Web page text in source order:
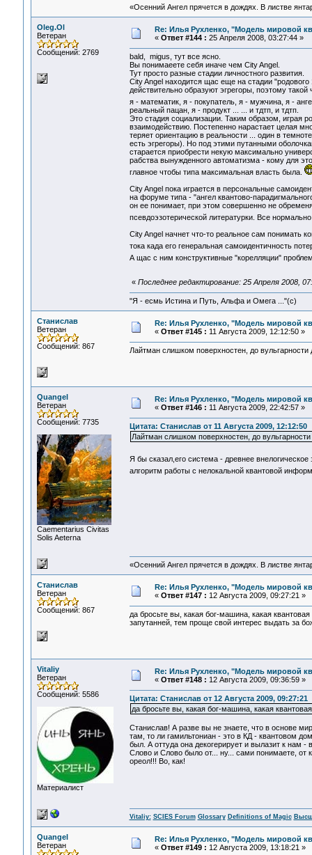
«Осенний Ангел прячется в дождях. В листве
Oleg.Ol
Ветеран
Сообщений: 2769
Re: Илья Рухленко, "Модель мировой
« Ответ #144 : 25 Апреля 2008, 03:27:44 »
bald, migus, тут все ясно.
Вы понимаеете себя иначе чем City Angel.
Тут просто разные стадии личностного развития.
City Angel находится щас еще на стадии
действительно образуют эгрегоры, поэтому
я - математик, я - покупатель, я - мужчина, я -
реальный пацан, я - продукт ... ... и тдтп, и тдтп.
Это стадия социализации. Таким образом, играя
взаимодействию. Постепенно нарастает целая
теряет ориентацию в реальности ... один в
есть эгрегоры). Но под этими путанными
старается приобрести некую максимально
рабства вынужденного автоматизма - кому для
главное чтобы типа максимальная власть была.
City Angel пока играется в персональные
на форуме типа - "ангел квантово-
он ее понимает, при этом совершенно не
псевдоэзотерической литературки. Все
City Angel начнет что-то реальное сам понимать
тока када его генеральная самоидентичность
А щас с ним конструктивные "корелляции"
« Последнее редактирование: 25 Апреля 2008,
"Я - есмь Истина и Путь, Альфа и Омега ..."(с)
Станислав
Ветеран
Сообщений: 867
Re: Илья Рухленко, "Модель мировой
« Ответ #145 : 11 Августа 2009, 12:12:50 »
Лайтман слишком поверхностен, до
Quangel
Ветеран
Сообщений: 7735
Сaementarius Civitas
Solis Aeterna
Re: Илья Рухленко, "Модель мировой
« Ответ #146 : 11 Августа 2009, 22:42:57 »
Цитата: Станислав от 11 Августа 2009, 12:12:50
Лайтман слишком поверхностен, до
Я бы сказал,его система - древнее
алгоритм работы с нелокальной квантовой
«Осенний Ангел прячется в дождях. В листве
Станислав
Ветеран
Сообщений: 867
Re: Илья Рухленко, "Модель мировой
« Ответ #147 : 12 Августа 2009, 09:27:21 »
да бросьте вы, какая бог-машина, какая
запутанней, тем проще свой интерес выдать за
Vitaliy
Ветеран
Сообщений: 5586
Материалист
Re: Илья Рухленко, "Модель мировой
« Ответ #148 : 12 Августа 2009, 09:36:59 »
Цитата: Станислав от 12 Августа 2009, 09:27:21
да бросьте вы, какая бог-машина, какая
Станислав! А разве вы не знаете, что в основе
там, то ли гамильтониан - это в КД - квантовом
был. А оттуда она декогерирует и вылазит к нам
Слово и Слово было от... ну... сами понимаете, от
ореол!!! Во, как!
Vitaliy: SCIES Forum Glossary Definitions of Magic
Quangel
Ветеран
Re: Илья Рухленко, "Модель мировой
« Ответ #149 : 12 Августа 2009, 13:18:21 »